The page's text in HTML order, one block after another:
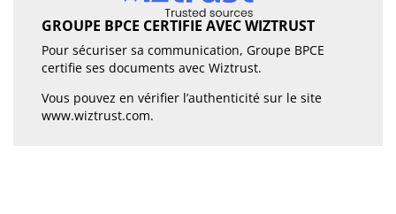
GROUPE BPCE CERTIFIE AVEC WIZTRUST
Pour sécuriser sa communication, Groupe BPCE
certifie ses documents avec Wiztrust.
Vous pouvez en vérifier l’authenticité sur le site
www.wiztrust.com.